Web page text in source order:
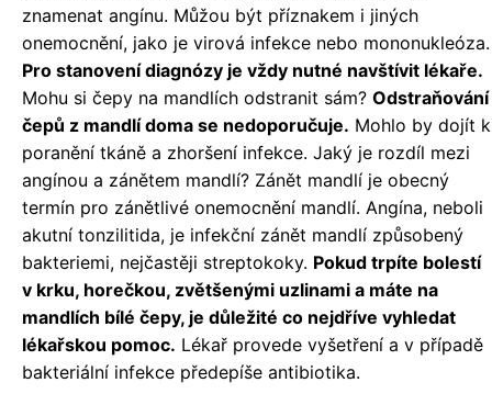
znamenat angínu. Můžou být příznakem i jiných
onemocnění, jako je virová infekce nebo mononukleóza.
Pro stanovení diagnózy je vždy nutné navštívit lékaře.
Mohu si čepy na mandlích odstranit sám? Odstraňování
čepů z mandlí doma se nedoporučuje. Mohlo by dojít k
poranění tkáně a zhoršení infekce. Jaký je rozdíl mezi
angínou a zánětem mandlí? Zánět mandlí je obecný
termín pro zánětlivé onemocnění mandlí. Angína, neboli
akutní tonzilitida, je infekční zánět mandlí způsobený
bakteriemi, nejčastěji streptokoky. Pokud trpíte bolestí
v krku, horečkou, zvětšenými uzlinami a máte na
mandlích bílé čepy, je důležité co nejdříve vyhledat
lékařskou pomoc. Lékař provede vyšetření a v případě
bakteriální infekce předepíše antibiotika.